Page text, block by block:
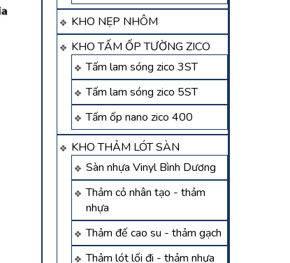
KHO NẸP NHÔM
KHO TẤM ỐP TƯỜNG ZICO
Tấm lam sóng zico 3ST
Tấm lam sóng zico 5ST
Tấm ốp nano zico 400
KHO THẢM LÓT SÀN
Sàn nhựa Vinyl Bình Dương
Thảm cỏ nhân tạo - thảm
nhựa
Thảm đế cao su - thảm gạch
Thảm lót lối đi - thảm nhựa